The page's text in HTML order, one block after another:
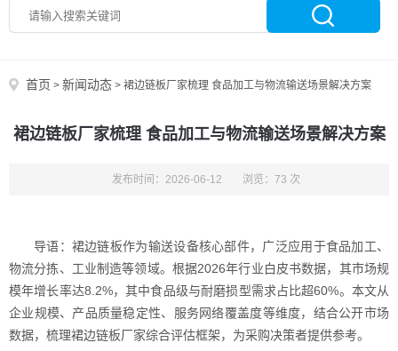
首页 > 新闻动态 > 裙边链板厂家梳理 食品加工与物流输送场景解决方案
裙边链板厂家梳理 食品加工与物流输送场景解决方案
发布时间：2026-06-12 浏览：73 次
导语：裙边链板作为输送设备核心部件，广泛应用于食品加工、
物流分拣、工业制造等领域。根据2026年行业白皮书数据，其市场规
模年增长率达8.2%，其中食品级与耐磨损型需求占比超60%。本文从
企业规模、产品质量稳定性、服务网络覆盖度等维度，结合公开市场
数据，梳理裙边链板厂家综合评估框架，为采购决策者提供参考。